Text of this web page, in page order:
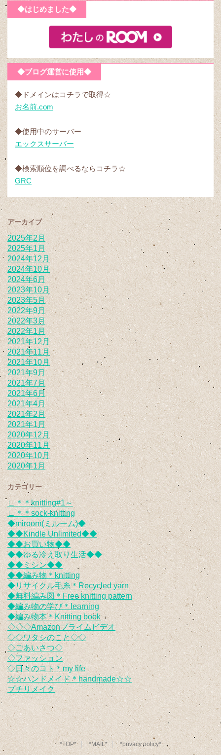
◆はじめました◆
◆ブログ運営に使用◆
◆ドメインはコチラで取得☆
お名前.com
◆使用中のサーバー
エックスサーバー
◆検索順位を調べるならコチラ☆
GRC
アーカイブ
2025年2月
2025年1月
2024年12月
2024年10月
2024年6月
2023年10月
2023年5月
2022年9月
2022年3月
2022年1月
2021年12月
2021年11月
2021年10月
2021年9月
2021年7月
2021年6月
2021年4月
2021年2月
2021年1月
2020年12月
2020年11月
2020年10月
2020年1月
カテゴリー
∟＊＊knitting#1～
∟＊＊sock-knitting
◆miroom(ミルーム)◆
◆◆Kindle Unlimited◆◆
◆◆お買い物◆◆
◆◆ゆる冷え取り生活◆◆
◆◆ミシン◆◆
◆◆編み物＊knitting
◆リサイクル毛糸＊Recycled yarn
◆無料編み図＊Free knitting pattern
◆編み物の学び＊learning
◆編み物本＊Knitting book
◇◇◇Amazonプライムビデオ
◇◇ワタシのこと◇◇
◇ごあいさつ◇
◇ファッション
◇日々のコト＊my life
☆☆ハンドメイド＊handmade☆☆
プチリメイク
*TOP* *MAIL* *privacy policy*